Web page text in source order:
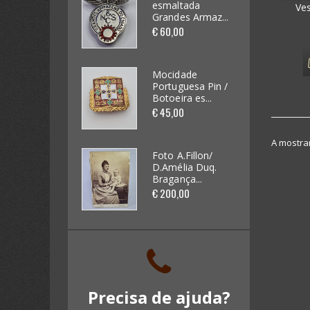
A
Futebol / Desportos diversos
(33)
Automobilia (62)
Videojogos e Consolas (4)
Miniaturas de Carros (265)
Kits / Modelismo (46)
Banda Desenhada (0)
Discos Vinil (18)
esmaltada
Grandes Armaz...
€ 60,00
Mocidade
Portuguesa Pin /
Botoeira es...
€ 45,00
Foto A.Fillon/
D.Amélia Duq.
Bragança...
€ 200,00
Precisa de ajuda?